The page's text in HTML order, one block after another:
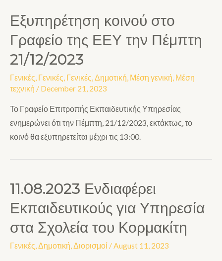
Εξυπηρέτηση κοινού στο
Γραφείο της ΕΕΥ την Πέμπτη
21/12/2023
Γενικές, Γενικές, Γενικές,Δημοτική, Μέση γενική, Μέση
τεχνική / December 21, 2023
Το Γραφείο Επιτροπής Εκπαιδευτικής Υπηρεσίας
ενημερώνει ότι την Πέμπτη, 21/12/2023, εκτάκτως, το
κοινό θα εξυπηρετείται μέχρι τις 13:00.
11.08.2023 Ενδιαφέρει
Εκπαιδευτικούς για Υπηρεσία
στα Σχολεία του Κορμακίτη
Γενικές,Δημοτική,Διορισμοί /August 11, 2023